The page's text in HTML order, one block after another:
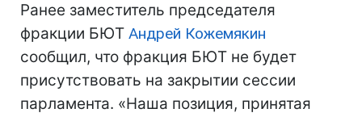
Ранее заместитель председателя
фракции БЮТ Андрей Кожемякин
сообщил, что фракция БЮТ не будет
присутствовать на закрытии сессии
парламента. «Наша позиция, принятая